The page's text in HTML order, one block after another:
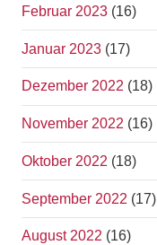
Februar 2023 (16)
Januar 2023 (17)
Dezember 2022 (18)
November 2022 (16)
Oktober 2022 (18)
September 2022 (17)
August 2022 (16)